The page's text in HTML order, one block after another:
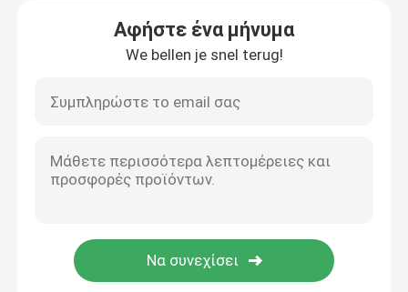
Γυαλίζοντας μηχανή φύλλων
Μηχανή αυτόματης λαξεύσεως από χάλυβα με
Επεξεργαστής συγκόλλησης
Μηχανή κάμψης κώνου
Αφήστε ένα μήνυμα
We bellen je snel terug!